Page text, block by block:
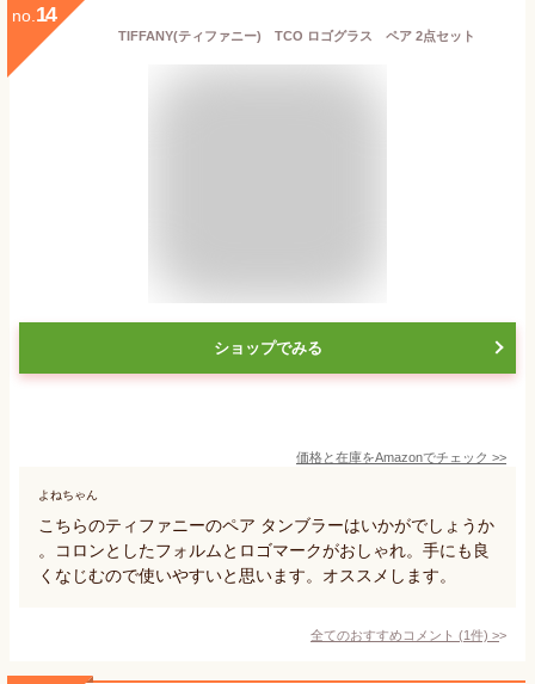
no. 14
TIFFANY(ティファニー) TCO ロゴグラス ペア 2点セット
ショップでみる
価格と在庫をAmazonでチェック >>
よねちゃん
こちらのティファニーのペア タンブラーはいかがでしょうか
。コロンとしたフォルムとロゴマークがおしゃれ。手にも良
くなじむので使いやすいと思います。オススメします。
全てのおすすめコメント (1件) >